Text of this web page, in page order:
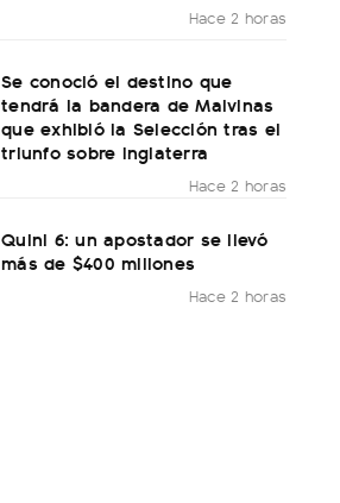
Hace 2 horas
Se conoció el destino que
tendrá la bandera de Malvinas
que exhibió la Selección tras el
triunfo sobre Inglaterra
Hace 2 horas
Quini 6: un apostador se llevó
más de $400 millones
Hace 2 horas